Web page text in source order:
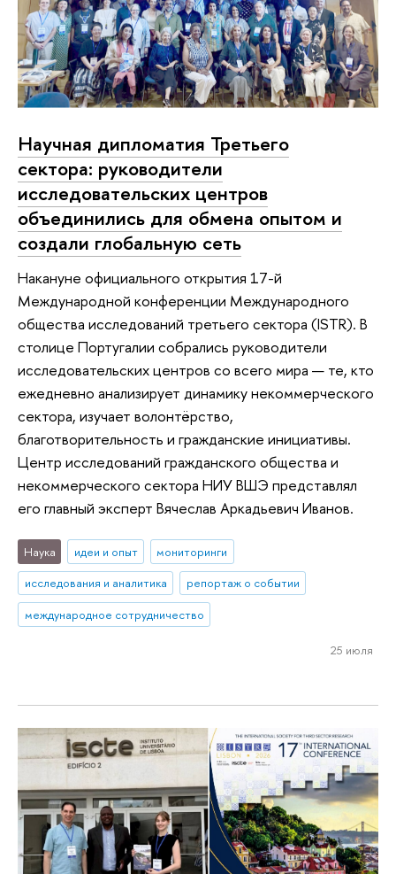
Научная дипломатия Третьего
сектора: руководители
исследовательских центров
объединились для обмена опытом и
создали глобальную сеть
Накануне официального открытия 17-й
Международной конференции Международного
общества исследований третьего сектора (ISTR). В
столице Португалии собрались руководители
исследовательских центров со всего мира — те, кто
ежедневно анализирует динамику некоммерческого
сектора, изучает волонтёрство,
благотворительность и гражданские инициативы.
Центр исследований гражданского общества и
некоммерческого сектора НИУ ВШЭ представлял
его главный эксперт Вячеслав Аркадьевич Иванов.
Наука идеи и опыт
мониторинги
исследования и аналитика
репортаж о событии
международное сотрудничество
25 июля